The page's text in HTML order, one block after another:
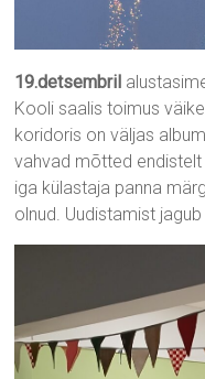
19.detsembril
Kooli saalis toimus
koridoris on väljas
vahvad mõtted
iga külastaja panna
olnud. Uudistamist jagub